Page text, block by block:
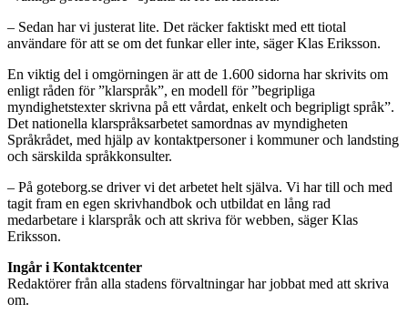
– Sedan har vi justerat lite. Det räcker faktiskt med ett tiotal
användare för att se om det funkar eller inte, säger Klas Eriksson.
En viktig del i omgörningen är att de 1.600 sidorna har skrivits om
enligt råden för ”klarspråk”, en modell för ”begripliga
myndighetstexter skrivna på ett vårdat, enkelt och begripligt språk”.
Det nationella klarspråksarbetet samordnas av myndigheten
Språkrådet, med hjälp av kontaktpersoner i kommuner och landsting
och särskilda språkkonsulter.
– På goteborg.se driver vi det arbetet helt själva. Vi har till och med
tagit fram en egen skrivhandbok och utbildat en lång rad
medarbetare i klarspråk och att skriva för webben, säger Klas
Eriksson.
Ingår i Kontaktcenter
Redaktörer från alla stadens förvaltningar har jobbat med att skriva
om.